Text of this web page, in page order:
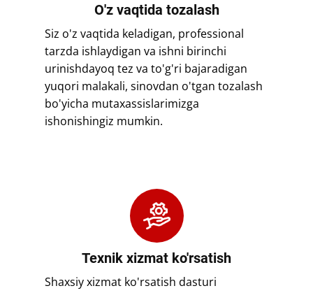
​​O'z vaqtida tozalash
​​Siz o'z vaqtida keladigan, professional
tarzda ishlaydigan va ishni birinchi
urinishdayoq tez va to'g'ri bajaradigan
yuqori malakali, sinovdan o'tgan tozalash
bo'yicha mutaxassislarimizga
ishonishingiz mumkin.
​​Texnik xizmat ko'rsatish
​​Shaxsiy xizmat ko'rsatish dasturi